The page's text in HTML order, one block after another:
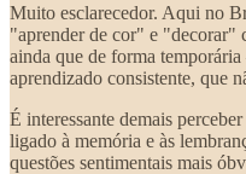
Muito esclarecedor. Aqui no
"aprender de cor" e "decorar"
ainda que de forma
aprendizado consistente, que
É interessante demais
ligado à memória e às
questões sentimentais mais